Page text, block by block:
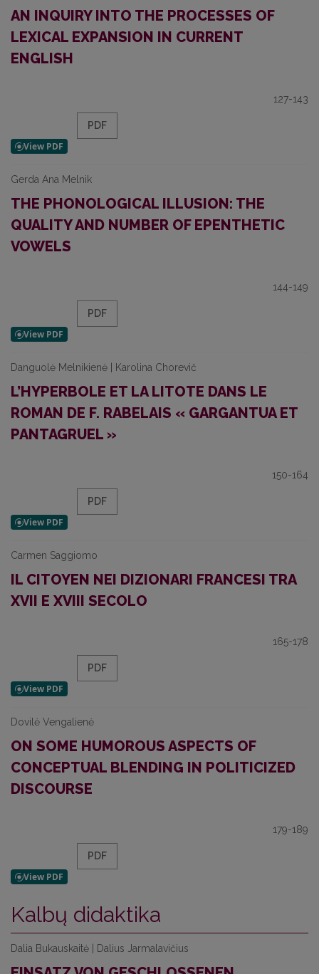
AN INQUIRY INTO THE PROCESSES OF
LEXICAL EXPANSION IN CURRENT
ENGLISH
127-143
PDF
Gerda Ana Melnik
THE PHONOLOGICAL ILLUSION: THE
QUALITY AND NUMBER OF EPENTHETIC
VOWELS
144-149
PDF
Danguolė Melnikienė | Karolina Chorevič
L’HYPERBOLE ET LA LITOTE DANS LE
ROMAN DE F. RABELAIS « GARGANTUA ET
PANTAGRUEL »
150-164
PDF
Carmen Saggiomo
IL CITOYEN NEI DIZIONARI FRANCESI TRA
XVII E XVIII SECOLO
165-178
PDF
Dovilė Vengalienė
ON SOME HUMOROUS ASPECTS OF
CONCEPTUAL BLENDING IN POLITICIZED
DISCOURSE
179-189
PDF
Kalbų didaktika
Dalia Bukauskaitė | Dalius Jarmalavičius